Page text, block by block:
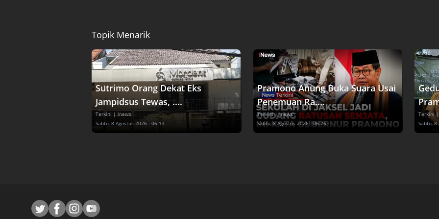
Topik Menarik
Sutrimo Orang Dekat Eks
Jampidsus Tewas, ....
Terkini | inews
Sabtu, 8 Agustus 2026 - 06:13
Pramono Anung Buka Suara Usai
Penemuan Ra....
Terkini | inews
Sabtu, 8 Agustus 2026 - 06:26
Terkini |
Sabtu, 8